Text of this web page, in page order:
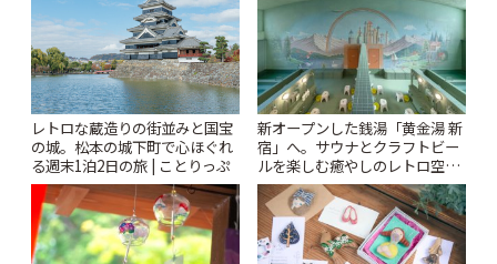
レトロな蔵造りの街並みと国宝
の城。松本の城下町で心ほぐれ
る週末1泊2日の旅 | ことりっぷ
新オープンした銭湯「黄金湯 新
宿」へ。サウナとクラフトビー
ルを楽しむ癒やしのレトロ空間
| ことりっぷ